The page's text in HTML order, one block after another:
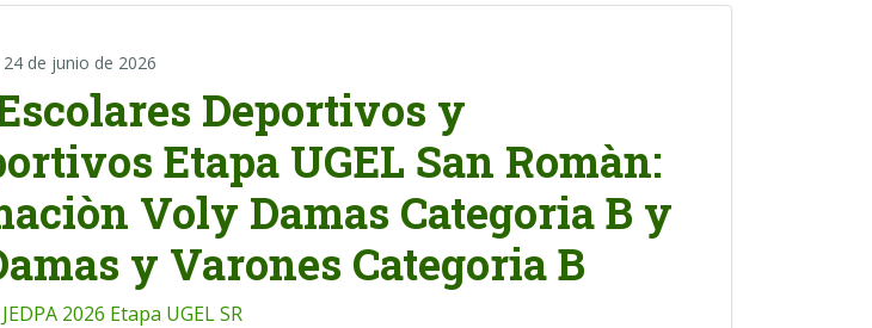
24 de junio de 2026
Deportivos y
Etapa UGEL San Romàn:
Voly Damas Categoria B y
y Varones Categoria B
2026 Etapa UGEL SR